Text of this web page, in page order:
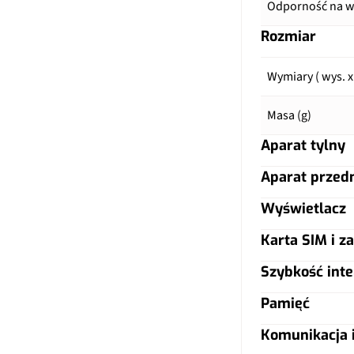
Odporność na
Rozmiar
Wymiary ( wys.
Masa (g)
Aparat tylny
Główny aparat
Autofocus
Lampa błyskowa
Filmy
Aparat
Główny aparat
Wyświetlacz
Typ ekranu
Rozdzielczość
Karta SIM i
Typ karty SIM
Szybkość
LTE
Pamięć
Warianty pamięci
Komunikacja